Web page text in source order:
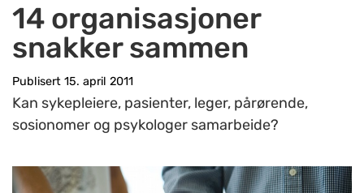
14 organisasjoner
snakker sammen
Publisert 15. april 2011
Kan sykepleiere, pasienter, leger, pårørende,
sosionomer og psykologer samarbeide?